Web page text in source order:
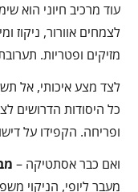
עוד מרכיב חיוני הוא
לצמחים אוורור, ניקוז
מזיקים ופטריות.
לצד מצע איכותי, אל
כל היסודות הדרושים
ופריחה. הקפידו על דישון כל 2–3 שבועות, לפי
ואם כבר אסתטיקה –
מעבר ליופי, הניקוי